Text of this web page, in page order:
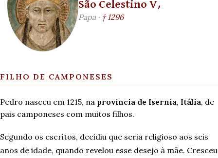
São Celestino V,
Papa · † 1296
FILHO DE CAMPONESES
Pedro nasceu em 1215, na província de Isernia, Itália, de
pais camponeses com muitos filhos.
Segundo os escritos, decidiu que seria religioso aos seis
anos de idade, quando revelou esse desejo à mãe. Cresceu